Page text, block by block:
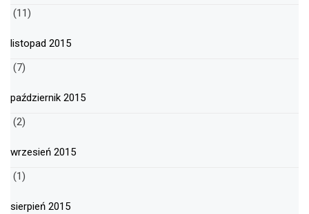
(11)
listopad 2015
(7)
październik 2015
(2)
wrzesień 2015
(1)
sierpień 2015